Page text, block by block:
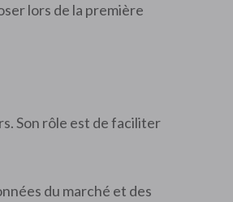
lors de la première
Son rôle est de faciliter
du marché et des